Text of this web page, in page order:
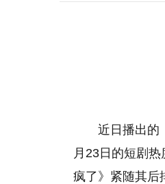
近日播出的
月23日的短剧
疯了》紧随其后